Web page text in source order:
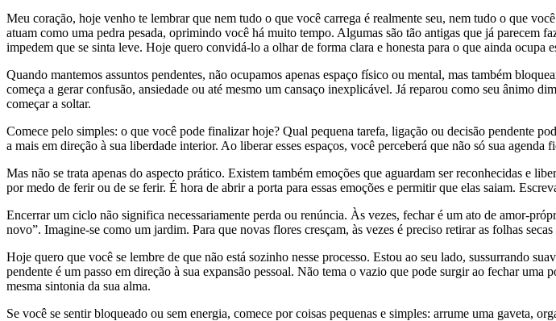
Meu coração, hoje venho te lembrar que nem tudo o que você carrega é realmente seu, nem tudo o que
atuam como uma pedra pesada, oprimindo você há muito tempo. Algumas são tão antigas que já parecem
impedem que se sinta leve. Hoje quero convidá-lo a olhar de forma clara e honesta para o que ainda ocupa
Quando mantemos assuntos pendentes, não ocupamos apenas espaço físico ou mental, mas também
começa a gerar confusão, ansiedade ou até mesmo um cansaço inexplicável. Já reparou como seu ânimo
começar a soltar.
Comece pelo simples: o que você pode finalizar hoje? Qual pequena tarefa, ligação ou decisão pendente
a mais em direção à sua liberdade interior. Ao liberar esses espaços, você perceberá que não só sua
Mas não se trata apenas do aspecto prático. Existem também emoções que aguardam ser reconhecidas e
por medo de ferir ou de se ferir. É hora de abrir a porta para essas emoções e permitir que elas saiam.
Encerrar um ciclo não significa necessariamente perda ou renúncia. Às vezes, fechar é um ato de amor-
novo”. Imagine-se como um jardim. Para que novas flores cresçam, às vezes é preciso retirar as folhas secas
Hoje quero que você se lembre de que não está sozinho nesse processo. Estou ao seu lado, sussurrando
pendente é um passo em direção à sua expansão pessoal. Não tema o vazio que pode surgir ao fechar
mesma sintonia da sua alma.
Se você se sentir bloqueado ou sem energia, comece por coisas pequenas e simples: arrume uma gaveta,